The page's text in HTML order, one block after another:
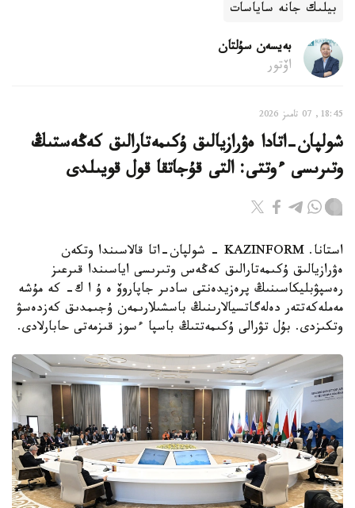
بيلىك جانە ساياسات
بەيسەن سۇلتان
اۆتور
18:45, 07 تامىز 2026
شولپان-اتادا ەۋرازيالىق ۇكىمەتارالىق كەڭەستىڭ
وتىرىسى ءوتتى: التى قۇجاتقا قول قويىلدى
استانا. KAZINFORM - شولپان-اتا قالاسىندا وتكەن
ەۋرازيالىق ۇكىمەتارالىق كەڭەس وتىرىسى اياسىندا قىرعىز
رەسپۋبليكاسىنىڭ پرەزيدەنتى سادىر جاپاروۆ ە ۇ ا ك- كە مۇشە
مەملەكەتتەر دەلەگاتسيالارىنىڭ باسشىلارىمەن ۇجىمدىق كەزدەسۋ
وتكىزدى. بۇل تۋرالى ۇكىمەتتىڭ باسپا ءسوز قىزمەتى حابارلادى.